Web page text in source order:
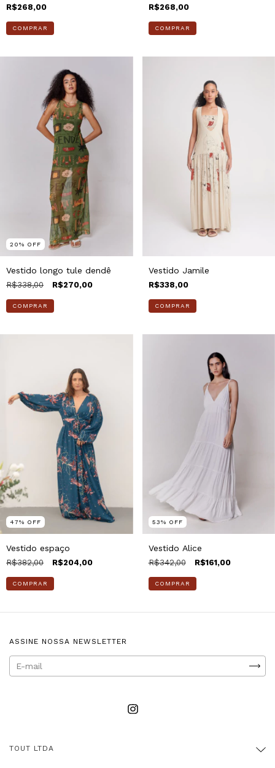
R$268,00
COMPRAR
R$268,00
COMPRAR
20% OFF
Vestido longo tule dendê
R$338,00 R$270,00
COMPRAR
Vestido Jamile
R$338,00
COMPRAR
47% OFF
Vestido espaço
R$382,00 R$204,00
COMPRAR
53% OFF
Vestido Alice
R$342,00 R$161,00
COMPRAR
ASSINE NOSSA NEWSLETTER
TOUT LTDA